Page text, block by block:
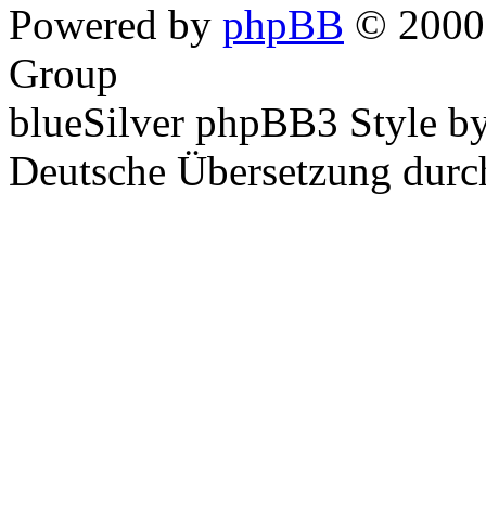
Powered by phpBB ©
Group
blueSilver phpBB3 Style
Deutsche Übersetzung